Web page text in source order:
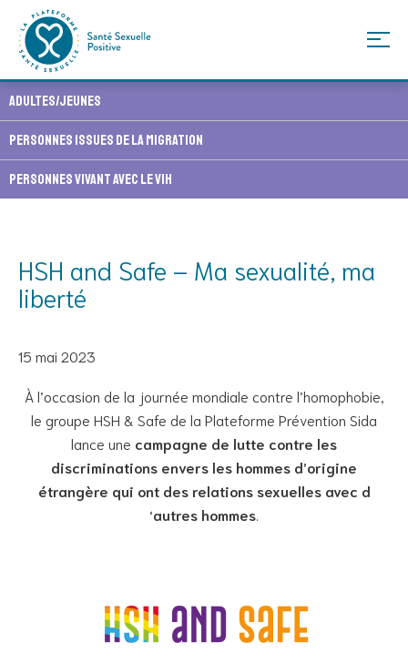
to
content
Adultes/Jeunes
Personnes issues de la migration
Personnes vivant avec le VIH
HSH and Safe – Ma sexualité, ma
liberté
15 mai 2023
À l’occasion de la journée mondiale contre l’homophobie,
le groupe HSH & Safe de la Plateforme Prévention Sida
lance une campagne de lutte contre les
discriminations envers les hommes d’origine
étrangère qui ont des relations sexuelles avec d
‘autres hommes